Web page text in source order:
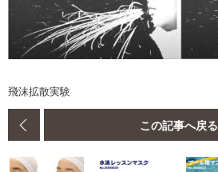
飛沫拡散実験
この記事へ戻る